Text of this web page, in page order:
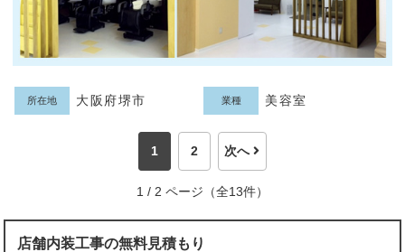
所在地 大阪府堺市 業種 美容室
1 2 次へ
1 / 2 ページ（全13件）
店舗内装工事の無料見積もり